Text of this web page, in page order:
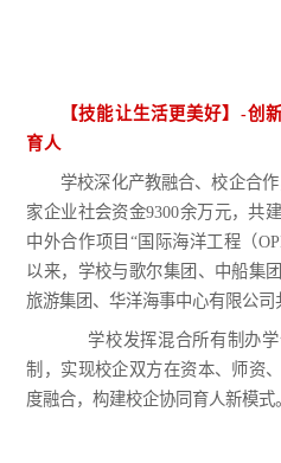
【技能让生活更美好】 -创
育人
学校深化产教融合、校企合
家企业社会资金9300余万元，共
中外合作项目“国际海洋工程（
以来，学校与歌尔集团、中船集
旅游集团、华洋海事中心有限公司
学校发挥混合所有制办学
制，实现校企双方在资本、师资
度融合，构建校企协同育人新模式